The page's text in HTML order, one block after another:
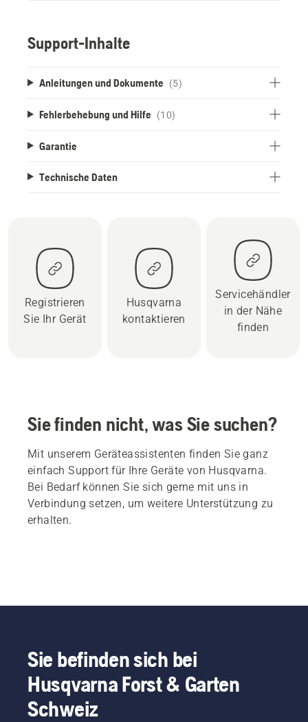
Support-Inhalte
Anleitungen und Dokumente (5)
Fehlerbehebung und Hilfe (10)
Garantie
Technische Daten
Registrieren
Sie Ihr Gerät
Husqvarna
kontaktieren
Servicehändler
in der Nähe
finden
Sie finden nicht, was Sie suchen?
Mit unserem Geräteassistenten finden Sie ganz
einfach Support für Ihre Geräte von Husqvarna.
Bei Bedarf können Sie sich gerne mit uns in
Verbindung setzen, um weitere Unterstützung zu
erhalten.
Sie befinden sich bei
Husqvarna Forst & Garten
Schweiz